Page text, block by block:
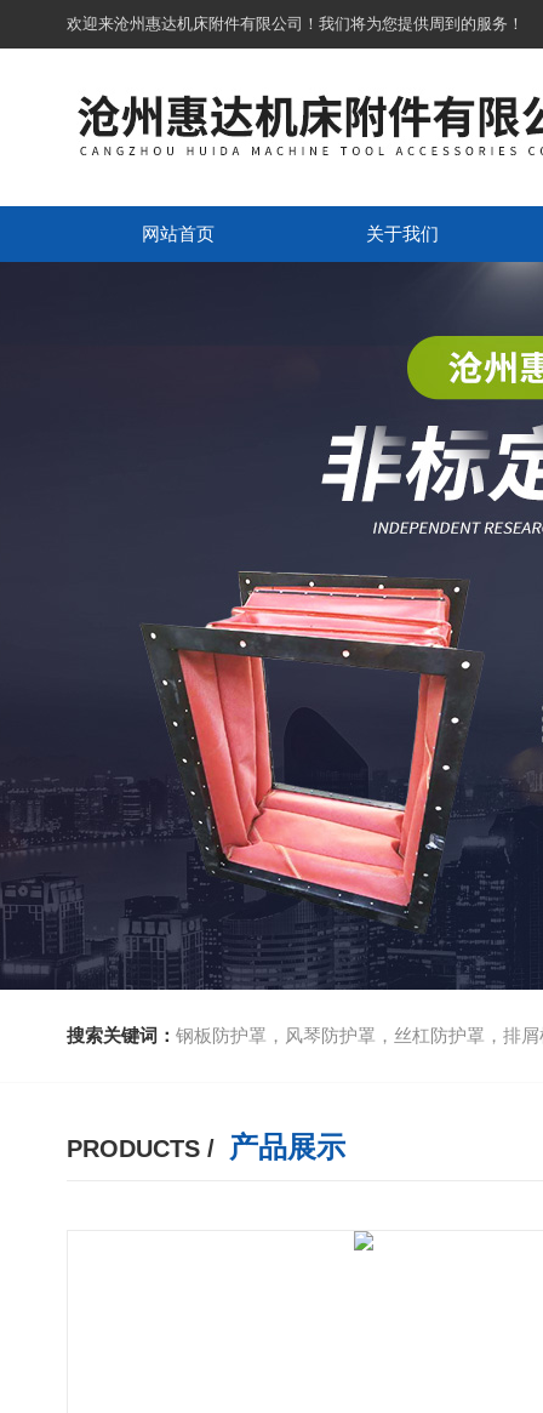
欢迎来沧州惠达机床附件有限公司！我们将为您提供周到的服务！
网站首页 关于我们
搜索关键词： 钢板防护罩，风琴防护罩，丝杠防护罩，排屑机
PRODUCTS / 产品展示